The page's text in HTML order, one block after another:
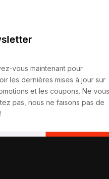
vous maintenant pour
les dernières mises à jour sur
et les coupons. Ne vous
pas, nous ne faisons pas de
abonnant, vous acceptez